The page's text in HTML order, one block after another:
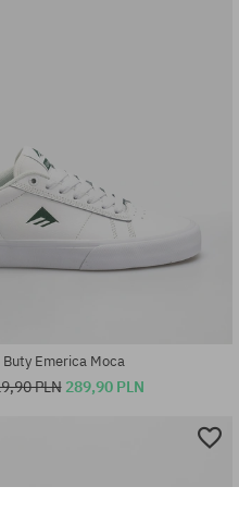
Buty Emerica Moca
PLN 289,90 PLN